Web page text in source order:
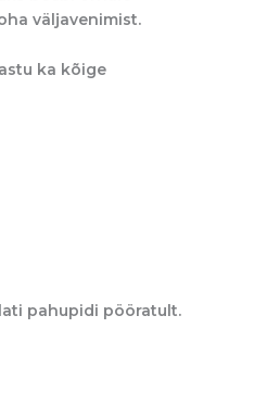
väljavenimist.
ka kõige
pahupidi pööratult.